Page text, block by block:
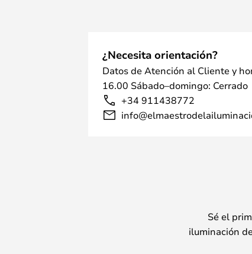
¿Necesita orientación?
Datos de Atención al Cliente y
16.00 Sábado–domingo: Cerrado
+34 911438772
Sé el
iluminación